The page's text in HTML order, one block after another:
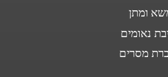
ומתן
נאומים
מסרים